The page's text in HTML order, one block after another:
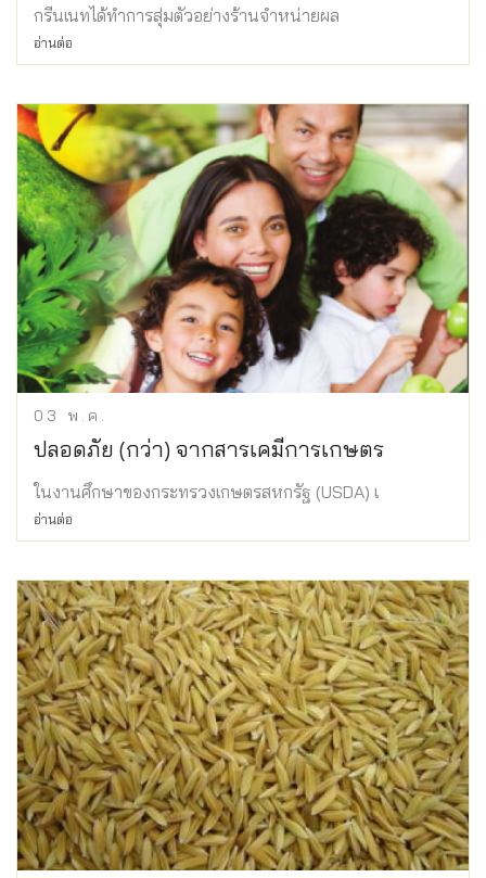
กรีนเนทได้ทำการสุ่มตัวอย่างร้านจำหน่ายผล
อ่านต่อ
03 พ.ค.
ปลอดภัย (กว่า) จากสารเคมีการเกษตร
ในงานศึกษาของกระทรวงเกษตรสหกรัฐ (USDA) เ
อ่านต่อ